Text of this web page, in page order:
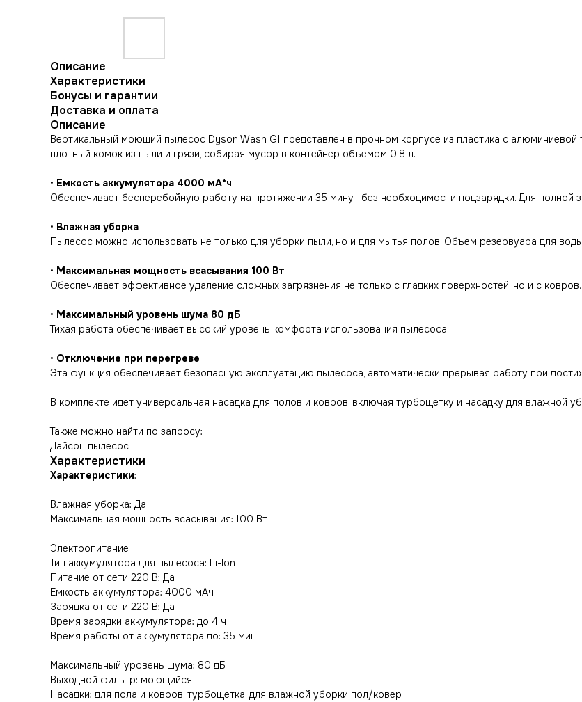
Описание
Характеристики
Бонусы и гарантии
Доставка и оплата
Описание
Вертикальный моющий пылесос Dyson Wash G1 представлен в прочном корпусе из пластика с
плотный комок из пыли и грязи, собирая мусор в контейнер объемом 0,8 л.
• Емкость аккумулятора 4000 мА*ч
Обеспечивает бесперебойную работу на протяжении 35 минут без необходимости подзарядки. Для полной
• Влажная уборка
Пылесос можно использовать не только для уборки пыли, но и для мытья полов. Объем резервуара для
• Максимальная мощность всасывания 100 Вт
Обеспечивает эффективное удаление сложных загрязнения не только с гладких поверхностей, но и с ковров.
• Максимальный уровень шума 80 дБ
Тихая работа обеспечивает высокий уровень комфорта использования пылесоса.
• Отключение при перегреве
Эта функция обеспечивает безопасную эксплуатацию пылесоса, автоматически прерывая работу при
В комплекте идет универсальная насадка для полов и ковров, включая турбощетку и насадку для влажной
Также можно найти по запросу:
Дайсон пылесос
Характеристики
Характеристики:
Влажная уборка: Да
Максимальная мощность всасывания: 100 Вт
Электропитание
Тип аккумулятора для пылесоса: Li-Ion
Питание от сети 220 В: Да
Емкость аккумулятора: 4000 мАч
Зарядка от сети 220 В: Да
Время зарядки аккумулятора: до 4 ч
Время работы от аккумулятора до: 35 мин
Максимальный уровень шума: 80 дБ
Выходной фильтр: моющийся
Насадки: для пола и ковров, турбощеткa, для влажной уборки пол/ковер